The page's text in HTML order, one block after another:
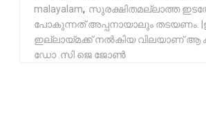
malayalam, സുരക്ഷിതമല്ലാത്ത
പോകുന്നത് അപ്പനായാലും തടയണം.
ഇല്ലായ്മക്ക്‌ നല്‍കിയ വിലയാണ് ആ
ഡോ .സി ജെ ജോൺ